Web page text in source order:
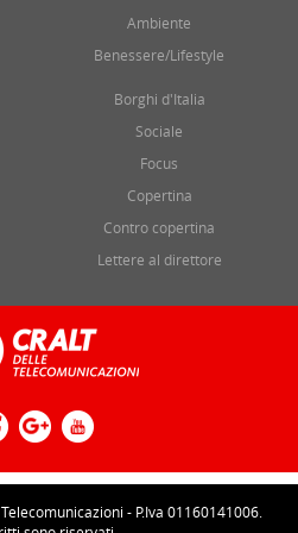
Ambiente
Benessere/Lifestyle
Borghi d'Italia
Sociale
Focus
Copertina
Contro copertina
Lettere al direttore
- P.Iva 01160141006.